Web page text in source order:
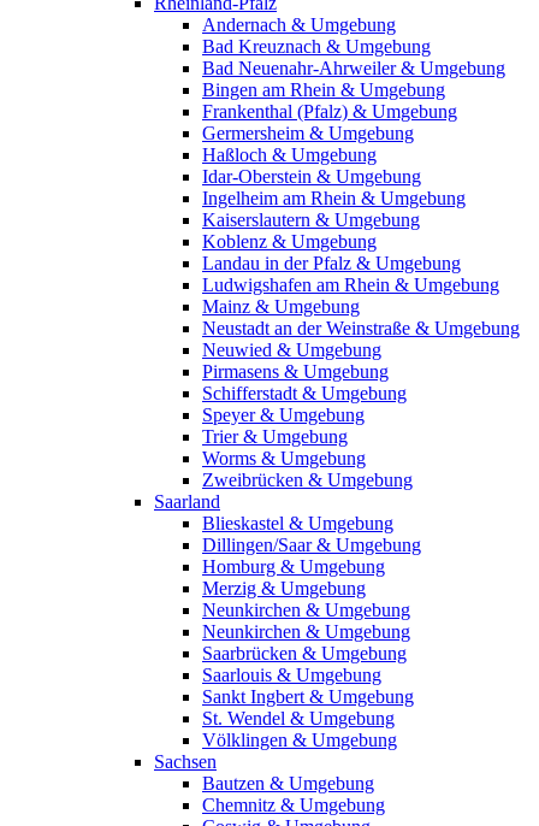
Andernach & Umgebung
Bad Kreuznach & Umgebung
Bad Neuenahr-Ahrweiler & Umgebung
Bingen am Rhein & Umgebung
Frankenthal (Pfalz) & Umgebung
Germersheim & Umgebung
Haßloch & Umgebung
Idar-Oberstein & Umgebung
Ingelheim am Rhein & Umgebung
Kaiserslautern & Umgebung
Koblenz & Umgebung
Landau in der Pfalz & Umgebung
Ludwigshafen am Rhein & Umgebung
Mainz & Umgebung
Neustadt an der Weinstraße & Umgebung
Neuwied & Umgebung
Pirmasens & Umgebung
Schifferstadt & Umgebung
Speyer & Umgebung
Trier & Umgebung
Worms & Umgebung
Zweibrücken & Umgebung
Saarland
Blieskastel & Umgebung
Dillingen/Saar & Umgebung
Homburg & Umgebung
Merzig & Umgebung
Neunkirchen & Umgebung
Neunkirchen & Umgebung
Saarbrücken & Umgebung
Saarlouis & Umgebung
Sankt Ingbert & Umgebung
St. Wendel & Umgebung
Völklingen & Umgebung
Sachsen
Bautzen & Umgebung
Chemnitz & Umgebung